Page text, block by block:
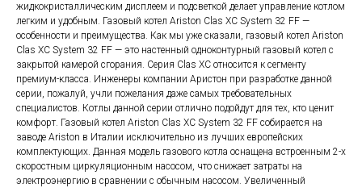
жидкокристаллическим дисплеем и подсветкой делает управление котлом
легким и удобным. Газовый котел Ariston Clas XC System 32 FF —
особенности и преимущества. Как мы уже сказали, газовый котел Ariston
Clas XC System 32 FF — это настенный одноконтурный газовый котел с
закрытой камерой сгорания. Серия Clas XC относится к сегменту
премиум-класса. Инженеры компании Аристон при разработке данной
серии, пожалуй, учли пожелания даже самых требовательных
специалистов. Котлы данной серии отлично подойдут для тех, кто ценит
комфорт. Газовый котел Ariston Clas XC System 32 FF собирается на
заводе Ariston в Италии исключительно из лучших европейских
комплектующих. Данная модель газового котла оснащена встроенным 2-х
скоростным циркуляционным насосом, что снижает затраты на
электроэнергию в сравнении с обычным насосом. Увеличенный